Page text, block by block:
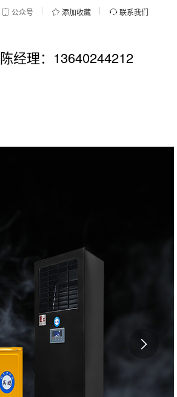
公众号 添加收藏 联系我们
陈经理：13640244212